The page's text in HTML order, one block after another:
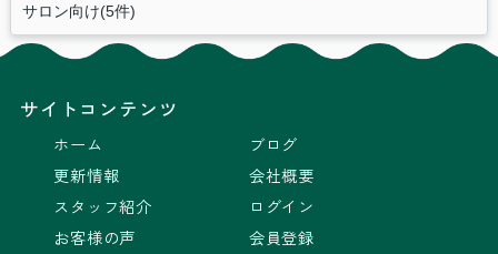
サロン向け(5件)
サイトコンテンツ
ホーム
更新情報
スタッフ紹介
お客様の声
ブログ
会社概要
ログイン
会員登録